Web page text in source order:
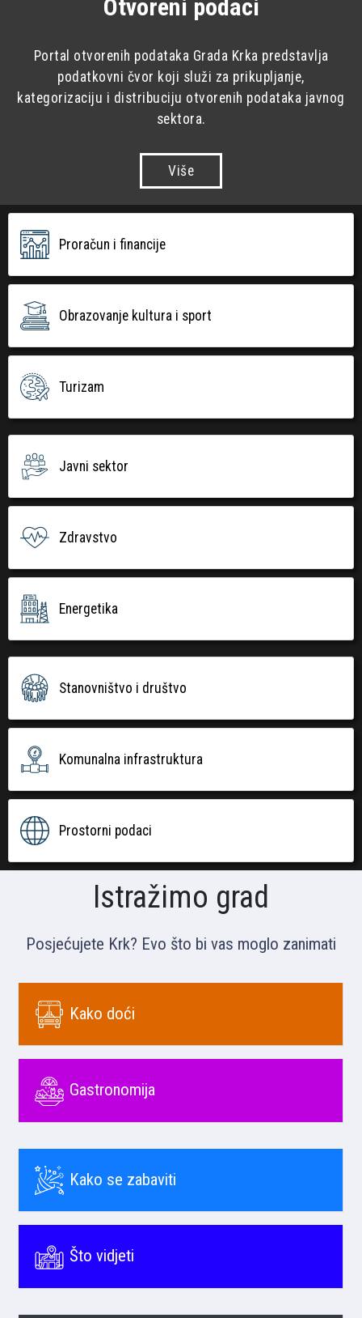
Otvoreni podaci
Portal otvorenih podataka Grada Krka predstavlja
podatkovni čvor koji služi za prikupljanje,
kategorizaciju i distribuciju otvorenih podataka javnog
sektora.
Više
Proračun i financije
Obrazovanje kultura i sport
Turizam
Javni sektor
Zdravstvo
Energetika
Stanovništvo i društvo
Komunalna infrastruktura
Prostorni podaci
Istražimo grad
Posjećujete Krk? Evo što bi vas moglo zanimati
Kako doći
Gastronomija
Kako se zabaviti
Što vidjeti